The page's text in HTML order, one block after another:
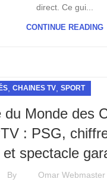
direct. Ce gui...
CONTINUE READING
CHAINES TV SPORT
du Monde des
: PSG,
et spectacle
By
Omar Webmaster